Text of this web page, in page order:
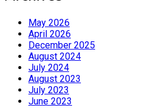
May 2026
April 2026
December 2025
August 2024
July 2024
August 2023
July 2023
June 2023